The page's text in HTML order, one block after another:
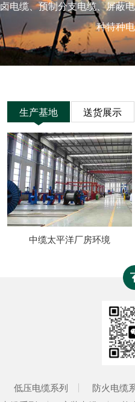
卤电缆、预制分支电缆、屏蔽
种特种电
生产基地 送货展示
中缆太平洋厂房环境
低压电缆系列 防火电缆